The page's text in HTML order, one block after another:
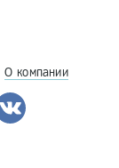
О компании